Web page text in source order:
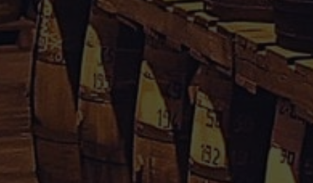
Guadeloupe & Martinique.
Votre avis nous interesse, cliquez
içi
Informations
Conditions Générales de Vente